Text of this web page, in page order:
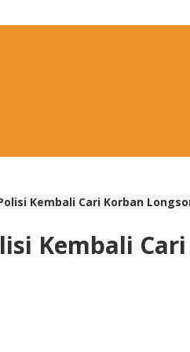
Kembali Cari Korban
Kembali